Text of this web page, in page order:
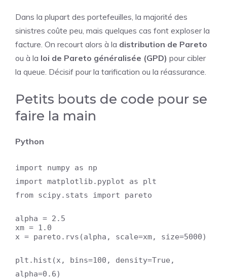
Dans la plupart des portefeuilles, la majorité des
sinistres coûte peu, mais quelques cas font exploser la
facture. On recourt alors à la distribution de Pareto
ou à la loi de Pareto généralisée (GPD) pour cibler
la queue. Décisif pour la tarification ou la réassurance.
Petits bouts de code pour se
faire la main
Python
import numpy as np
import matplotlib.pyplot as plt
from scipy.stats import pareto
alpha = 2.5
xm = 1.0
x = pareto.rvs(alpha, scale=xm, size=5000)
plt.hist(x, bins=100, density=True,
alpha=0.6)